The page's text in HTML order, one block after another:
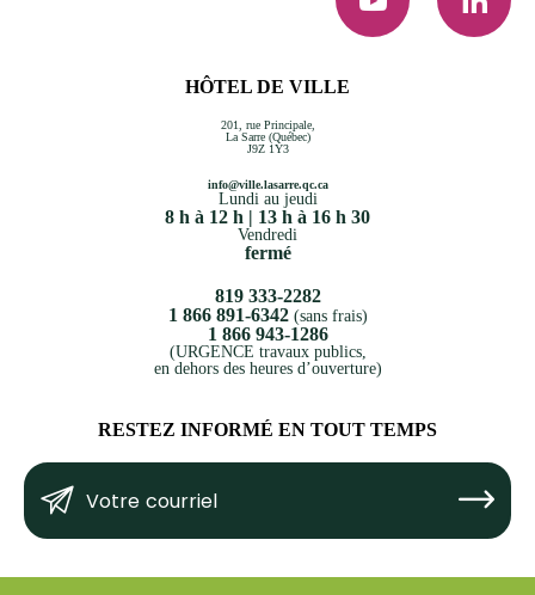
HÔTEL DE VILLE
201, rue Principale,
La Sarre (Québec)
J9Z 1Y3
info@ville.lasarre.qc.ca
Lundi au jeudi
8 h à 12 h | 13 h à 16 h 30
Vendredi
fermé
819 333-2282
1 866 891-6342(sans frais)
1 866 943-1286
(URGENCE travaux publics,
en dehors des heures d’ouverture)
RESTEZ INFORMÉ EN TOUT TEMPS
Votre
courriel
(Nécessaire)
Submit